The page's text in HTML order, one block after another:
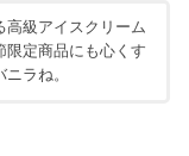
高級アイスクリーム
限定商品にも心くす
ラね。